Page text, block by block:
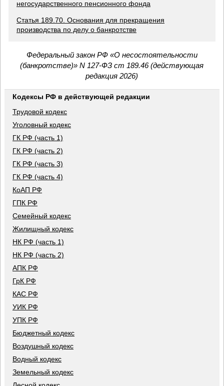
негосударственного пенсионного фонда
Статья 189.70. Основания для прекращения
производства по делу о банкротстве
Федеральный закон РФ «О несостоятельности
(банкротстве)» N 127-ФЗ ст 189.46 (действующая
редакция 2026)
Кодексы РФ в действующей редакции
Трудовой кодекс
Уголовный кодекс
ГК РФ (часть 1)
ГК РФ (часть 2)
ГК РФ (часть 3)
ГК РФ (часть 4)
КоАП РФ
ГПК РФ
Семейный кодекс
Жилищный кодекс
НК РФ (часть 1)
НК РФ (часть 2)
АПК РФ
ГрК РФ
КАС РФ
УИК РФ
УПК РФ
Бюджетный кодекс
Воздушный кодекс
Водный кодекс
Земельный кодекс